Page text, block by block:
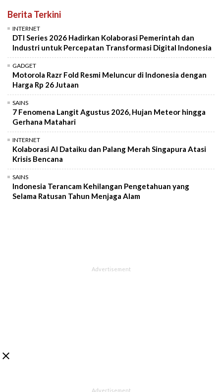
Berita Terkini
INTERNET
DTI Series 2026 Hadirkan Kolaborasi Pemerintah dan
Industri untuk Percepatan Transformasi Digital Indonesia
GADGET
Motorola Razr Fold Resmi Meluncur di Indonesia dengan
Harga Rp 26 Jutaan
SAINS
7 Fenomena Langit Agustus 2026, Hujan Meteor hingga
Gerhana Matahari
INTERNET
Kolaborasi AI Dataiku dan Palang Merah Singapura Atasi
Krisis Bencana
SAINS
Indonesia Terancam Kehilangan Pengetahuan yang
Selama Ratusan Tahun Menjaga Alam
